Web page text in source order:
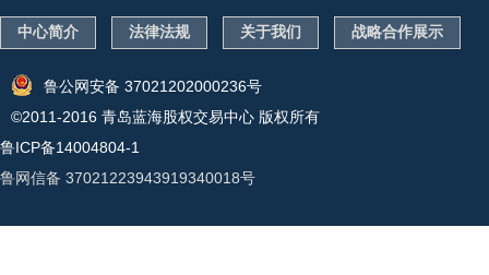
中心简介 法律法规 关于我们 战略合作展示
鲁公网安备 37021202000236号
©2011-2016 青岛蓝海股权交易中心 版权所有
鲁ICP备14004804-1
鲁网信备 37021223943919340018号